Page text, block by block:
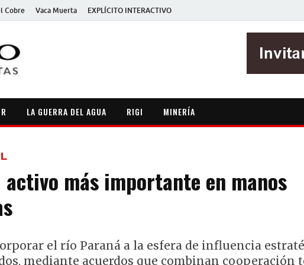
Cobre Vaca Muerta EXPLÍCITO INTERACTIVO
LA GUERRA DEL AGUA RIGI MINERÍA
activo más importante en manos
el río Paraná a la esfera de influencia
mediante acuerdos que combinan cooperación